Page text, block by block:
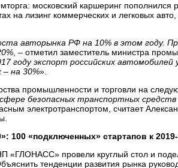
московский каршеринг пополнился
на лизинг коммерческих и легковых
авторынка РФ на 10% в этом году.
, – отметил заместитель министра
году экспорт российских автомобилей
на 30%».
промышленности и торговли на
безопасных транспортных
электротранспортом, считает
100 «подключенных» стартапов к
«ГЛОНАСС» провели круглый стол и
тенденции развития рынка